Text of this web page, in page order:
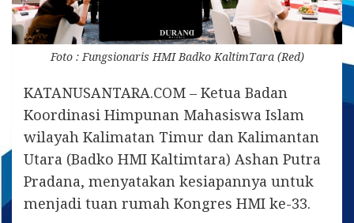
Foto : Fungsionaris HMI Badko KaltimTara (Red)
KATANUSANTARA.COM – Ketua Badan
Koordinasi Himpunan Mahasiswa Islam
wilayah Kalimatan Timur dan Kalimantan
Utara (Badko HMI Kaltimtara) Ashan Putra
Pradana, menyatakan kesiapannya untuk
menjadi tuan rumah Kongres HMI ke-33.